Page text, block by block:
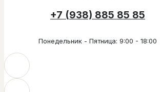
+7 (938) 885 85 85
Понедельник - Пятница: 9:00 - 18:00